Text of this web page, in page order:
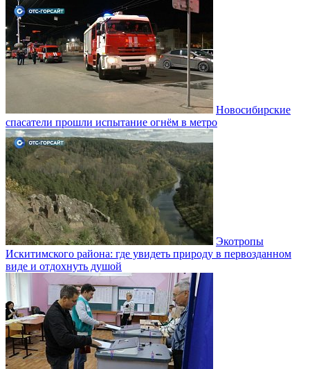
Новосибирские
спасатели прошли испытание огнём в метро
Экотропы
Искитимского района: где увидеть природу в первозданном
виде и отдохнуть душой